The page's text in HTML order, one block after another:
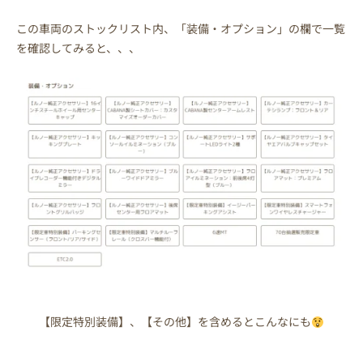
この車両のストックリスト内、「装備・オプション」の欄で一覧
を確認してみると、、、
【限定特別装備】、【その他】を含めるとこんなにも